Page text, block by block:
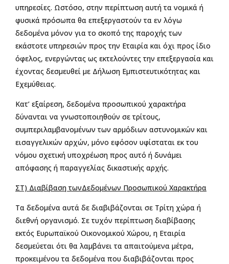
υπηρεσίες. Ωστόσο, στην περίπτωση αυτή τα νομικά ή
φυσικά πρόσωπα θα επεξεργαστούν τα εν λόγω
δεδομένα μόνον για το σκοπό της παροχής των
εκάστοτε υπηρεσιών προς την Εταιρία και όχι προς ίδιο
όφελος, ενεργώντας ως εκτελούντες την επεξεργασία και
έχοντας δεσμευθεί με Δήλωση Εμπιστευτικότητας και
Εχεμύθειας.
Κατ’ εξαίρεση, δεδομένα προσωπικού χαρακτήρα
δύνανται να γνωστοποιηθούν σε τρίτους,
συμπεριλαμβανομένων των αρμόδιων αστυνομικών και
εισαγγελικών αρχών, μόνο εφόσον υφίσταται εκ του
νόμου σχετική υποχρέωση προς αυτό ή δυνάμει
απόφασης ή παραγγελίας δικαστικής αρχής.
ΣΤ) Διαβίβαση τωνΔεδομένων Προσωπικού Χαρακτήρα
Τα δεδομένα αυτά δε διαβιβάζονται σε Τρίτη χώρα ή
διεθνή οργανισμό. Σε τυχόν περίπτωση διαβίβασης
εκτός Ευρωπαϊκού Οικονομικού Χώρου, η Εταιρία
δεσμεύεται ότι θα λαμβάνει τα απαιτούμενα μέτρα,
προκειμένου τα δεδομένα που διαβιβάζονται προς